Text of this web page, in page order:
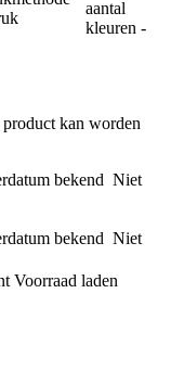
aantal
kleuren -
kan worden
bekend Niet
bekend Niet
Voorraad laden